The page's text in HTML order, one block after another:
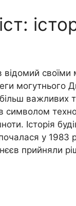
відомий
могутнього
важливих
символом
Історія
у 1983
прийняли